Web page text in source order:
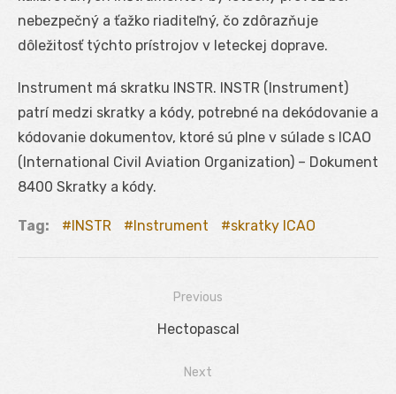
nebezpečný a ťažko riaditeľný, čo zdôrazňuje
dôležitosť týchto prístrojov v leteckej doprave.
Instrument má skratku INSTR. INSTR (Instrument)
patrí medzi skratky a kódy, potrebné na dekódovanie a
kódovanie dokumentov, ktoré sú plne v súlade s ICAO
(International Civil Aviation Organization) – Dokument
8400 Skratky a kódy.
Tag: INSTR Instrument skratky ICAO
Previous
Previous
Hectopascal
Next